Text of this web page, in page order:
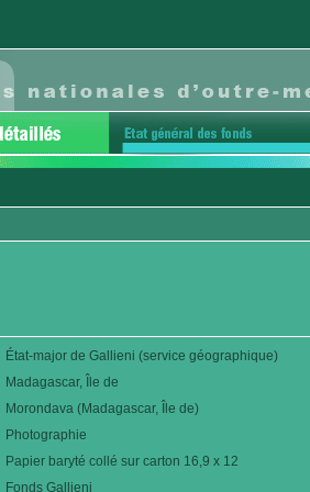
État-major de Gallieni (service géographique)
Madagascar, Île de
Morondava (Madagascar, Île de)
Photographie
Papier baryté collé sur carton 16,9 x 12
Fonds Gallieni